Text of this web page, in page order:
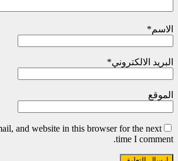
الاسم*
البريد الالكتروني*
الموقع
and website in this browser for the next
time I comment.